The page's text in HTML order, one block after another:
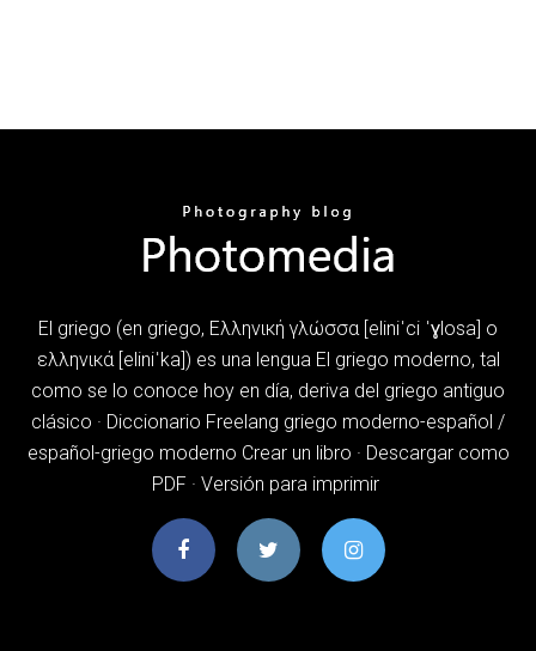
El griego (en griego, Ελληνική γλώσσα [eliniˈci ˈɣlosa] o
ελληνικά [eliniˈka]) es una lengua El griego moderno, tal
como se lo conoce hoy en día, deriva del griego antiguo
clásico · Diccionario Freelang griego moderno-español /
español-griego moderno Crear un libro · Descargar como
PDF · Versión para imprimir